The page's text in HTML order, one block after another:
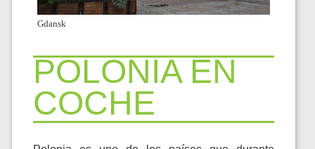
Gdansk
POLONIA EN
COCHE